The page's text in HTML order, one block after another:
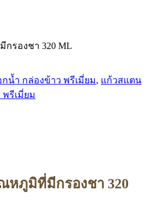
รองชา 320 ML
น้ำ กล่องข้าว พรีเมี่ยม, แก้วสแตน
พรีเมี่ยม
หภูมิที่มีกรองชา 320